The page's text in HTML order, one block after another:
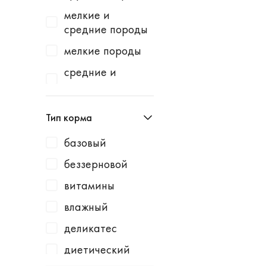
Homefish
Milbemax
Monge
N1
Neoterica
Organic Choice
Orijen
водоросли
говядина
говядина /
картофель
говядина /
клюква
курица
говядина /
малина
говядина /
мелкие и
средние породы
мелкие породы
средние и
Тип корма
базовый
беззерновой
витамины
влажный
деликатес
диетический